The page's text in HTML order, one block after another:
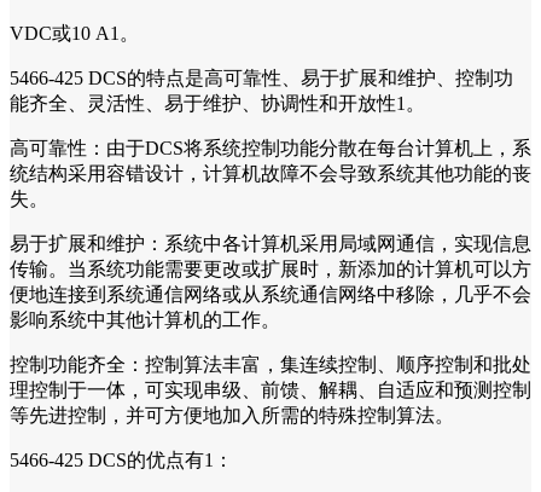
VDC或10 A1。
5466-425 DCS的特点是高可靠性、易于扩展和维护、控制功
能齐全、灵活性、易于维护、协调性和开放性1。
高可靠性：由于DCS将系统控制功能分散在每台计算机上，系
统结构采用容错设计，计算机故障不会导致系统其他功能的丧
失。
易于扩展和维护：系统中各计算机采用局域网通信，实现信息
传输。当系统功能需要更改或扩展时，新添加的计算机可以方
便地连接到系统通信网络或从系统通信网络中移除，几乎不会
影响系统中其他计算机的工作。
控制功能齐全：控制算法丰富，集连续控制、顺序控制和批处
理控制于一体，可实现串级、前馈、解耦、自适应和预测控制
等先进控制，并可方便地加入所需的特殊控制算法。
5466-425 DCS的优点有1：